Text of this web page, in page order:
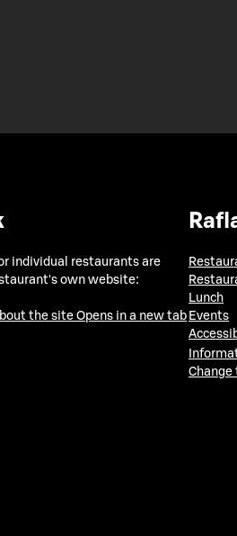
individual restaurants are
own website:
the site Opens in a new tab
Lunch
Events